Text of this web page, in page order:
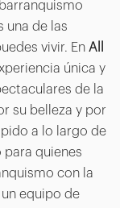
una de las
vivir. En All
única y
de la
su belleza y por
a lo largo de
quienes
con la
equipo de